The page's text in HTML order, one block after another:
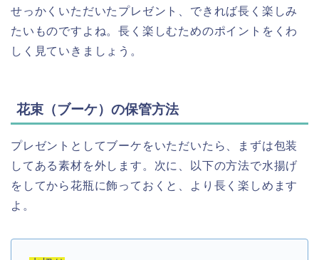
せっかくいただいたプレゼント、できれば長く楽しみ
たいものですよね。長く楽しむためのポイントをくわ
しく見ていきましょう。
花束（ブーケ）の保管方法
プレゼントとしてブーケをいただいたら、まずは包装
してある素材を外します。次に、以下の方法で水揚げ
をしてから花瓶に飾っておくと、より長く楽しめます
よ。